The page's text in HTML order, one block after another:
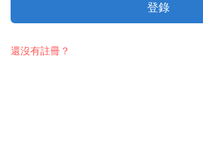
登錄
還沒有註冊？